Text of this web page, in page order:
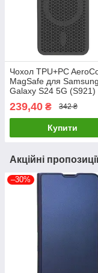
Чохол TPU+PC
MagSafe для Samsung
Galaxy S24 5G (S921)
стильний
239,40 ₴ 342 ₴
Купити
Акційні
–30%